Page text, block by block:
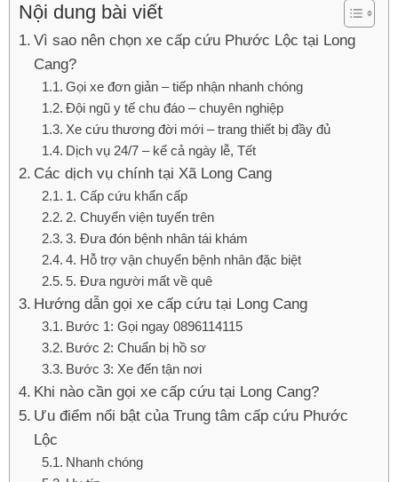
Nội dung bài viết
Vì sao nên chọn xe cấp cứu Phước Lộc tại Long
Cang?
Gọi xe đơn giản – tiếp nhận nhanh chóng
Đội ngũ y tế chu đáo – chuyên nghiệp
Xe cứu thương đời mới – trang thiết bị đầy đủ
Dịch vụ 24/7 – kể cả ngày lễ, Tết
Các dịch vụ chính tại Xã Long Cang
1. Cấp cứu khẩn cấp
2. Chuyển viện tuyến trên
3. Đưa đón bệnh nhân tái khám
4. Hỗ trợ vận chuyển bệnh nhân đặc biệt
5. Đưa người mất về quê
Hướng dẫn gọi xe cấp cứu tại Long Cang
Bước 1: Gọi ngay 0896114115
Bước 2: Chuẩn bị hồ sơ
Bước 3: Xe đến tận nơi
Khi nào cần gọi xe cấp cứu tại Long Cang?
Ưu điểm nổi bật của Trung tâm cấp cứu Phước
Lộc
Nhanh chóng